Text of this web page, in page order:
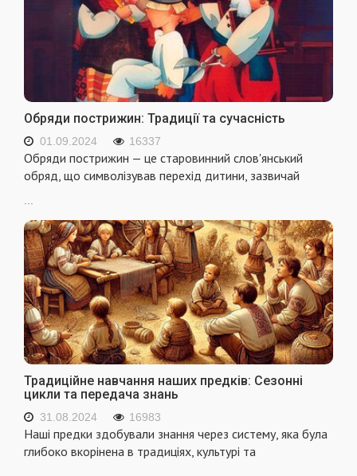
Обряди пострижин: Традиції та сучасність
01.09.2024 16337
Обряди пострижин — це старовинний слов'янський
обряд, що символізував перехід дитини, зазвичай
Традиційне навчання наших предків: Сезонні
цикли та передача знань
31.08.2024 16983
Наші предки здобували знання через систему, яка була
глибоко вкорінена в традиціях, культурі та